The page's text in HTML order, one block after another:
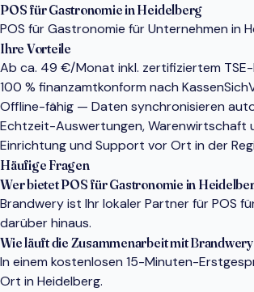
POS für Gastronomie in Heidelberg
POS für Gastronomie für Unternehmen in
Ihre Vorteile
Ab ca. 49 €/Monat inkl. zertifiziertem
100 % finanzamtkonform nach
Offline-fähig — Daten synchronisieren
Echtzeit-Auswertungen, Warenwirtschaft
Einrichtung und Support vor Ort in der
Häufige Fragen
Wer bietet POS für Gastronomie in
Brandwery ist Ihr lokaler Partner für POS
darüber hinaus.
Wie läuft die Zusammenarbeit mit
In einem kostenlosen 15-Minuten-
Ort in Heidelberg.